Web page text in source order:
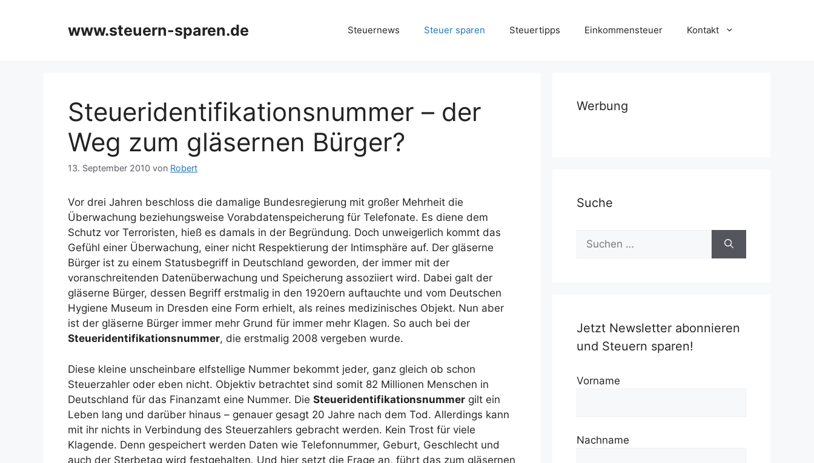
www.steuern-sparen.de Steuernews Steuer sparen Steuertipps Einkommensteuer Kontakt
Steueridentifikationsnummer – der
Weg zum gläsernen Bürger?
13. September 2010 von Robert
Vor drei Jahren beschloss die damalige Bundesregierung mit großer Mehrheit die
Überwachung beziehungsweise Vorabdatenspeicherung für Telefonate. Es diene dem
Schutz vor Terroristen, hieß es damals in der Begründung. Doch unweigerlich kommt das
Gefühl einer Überwachung, einer nicht Respektierung der Intimsphäre auf. Der gläserne
Bürger ist zu einem Statusbegriff in Deutschland geworden, der immer mit der
voranschreitenden Datenüberwachung und Speicherung assoziiert wird. Dabei galt der
gläserne Bürger, dessen Begriff erstmalig in den 1920ern auftauchte und vom Deutschen
Hygiene Museum in Dresden eine Form erhielt, als reines medizinisches Objekt. Nun aber
ist der gläserne Bürger immer mehr Grund für immer mehr Klagen. So auch bei der
Steueridentifikationsnummer, die erstmalig 2008 vergeben wurde.
Diese kleine unscheinbare elfstellige Nummer bekommt jeder, ganz gleich ob schon
Steuerzahler oder eben nicht. Objektiv betrachtet sind somit 82 Millionen Menschen in
Deutschland für das Finanzamt eine Nummer. Die Steueridentifikationsnummer gilt ein
Leben lang und darüber hinaus – genauer gesagt 20 Jahre nach dem Tod. Allerdings kann
mit ihr nichts in Verbindung des Steuerzahlers gebracht werden. Kein Trost für viele
Klagende. Denn gespeichert werden Daten wie Telefonnummer, Geburt, Geschlecht und
auch der Sterbetag wird festgehalten. Und hier setzt die Frage an, führt das zum gläsernen
Werbung
Suche
Suchen
nach:
Jetzt Newsletter abonnieren
und Steuern sparen!
Vorname
Nachname